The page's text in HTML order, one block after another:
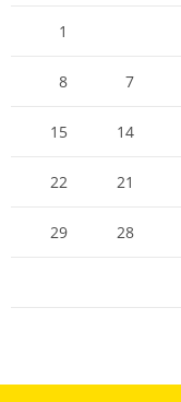
1
7
8
14
15
21
22
28
29